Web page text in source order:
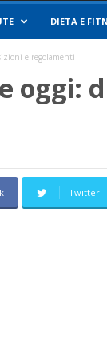
DIETA E
e regolamenti
oggi:
Twitter